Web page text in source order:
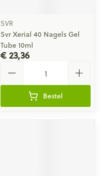
SVR
Svr Xerial 40 Nagels Gel
Tube 10ml
€ 23,36
Bestel